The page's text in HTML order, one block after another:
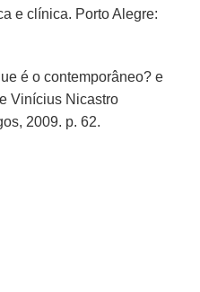
e clínica. Porto Alegre:
é o contemporâneo? e
Vinícius Nicastro
2009. p. 62.